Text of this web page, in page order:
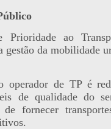
ao
gestão da mobilidade
operador de TP é
de qualidade do
fornecer